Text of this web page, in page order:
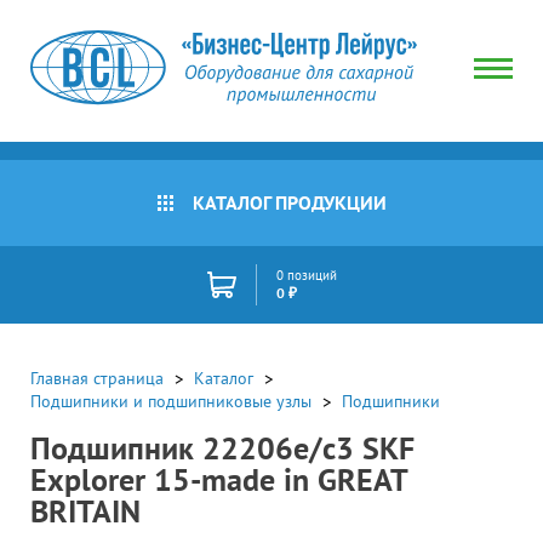
КАТАЛОГ ПРОДУКЦИИ
0 позиций
0 ₽
Главная страница
Каталог
Подшипники и подшипниковые узлы
Подшипники
Подшипник 22206e/c3 SKF
Explorer 15-made in GREAT
BRITAIN